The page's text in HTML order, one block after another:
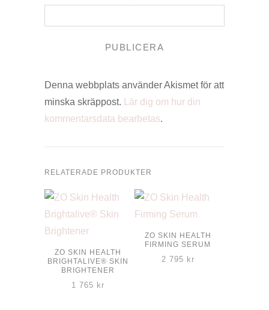
Denna webbplats använder Akismet för att
minska skräppost.
Lär dig om hur din
kommentarsdata bearbetas.
RELATERADE PRODUKTER
ZO SKIN HEALTH
BRIGHTALIVE® SKIN
BRIGHTENER
1 765 kr
ZO SKIN HEALTH
FIRMING SERUM
2 795 kr